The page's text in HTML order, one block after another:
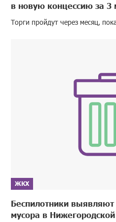
в новую концессию за 3
Торги пройдут через месяц,
ЖКХ
Беспилотники
мусора в Нижегородской